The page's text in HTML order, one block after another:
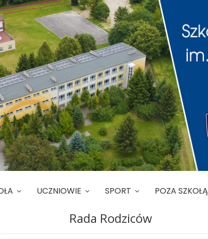
UCZNIOWIE SPORT POZA SZKOŁĄ
Rada Rodziców